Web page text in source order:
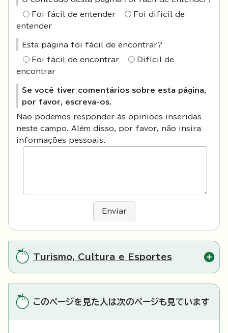
Foi fácil de entender
Foi difícil de
entender
Esta página foi fácil de encontrar?
Foi fácil de encontrar
Difícil de
encontrar
Se você tiver comentários sobre esta página,
por favor, escreva-os.
Não podemos responder às opiniões inseridas
neste campo. Além disso, por favor, não insira
informações pessoais.
Enviar
Turismo, Cultura e Esportes
このページを見た人は次のページも見ています